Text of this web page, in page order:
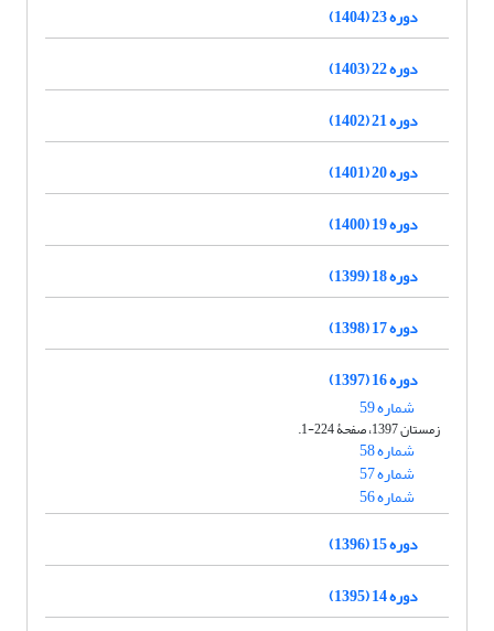
دوره 23 (1404)
دوره 22 (1403)
دوره 21 (1402)
دوره 20 (1401)
دوره 19 (1400)
دوره 18 (1399)
دوره 17 (1398)
دوره 16 (1397)
شماره 59
زمستان 1397، صفحۀ 224-1.
شماره 58
شماره 57
شماره 56
دوره 15 (1396)
دوره 14 (1395)